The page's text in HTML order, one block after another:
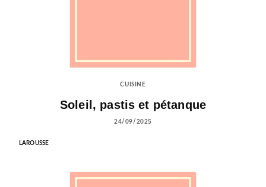
CUISINE
Soleil, pastis et pétanque
24/09/2025
LAROUSSE